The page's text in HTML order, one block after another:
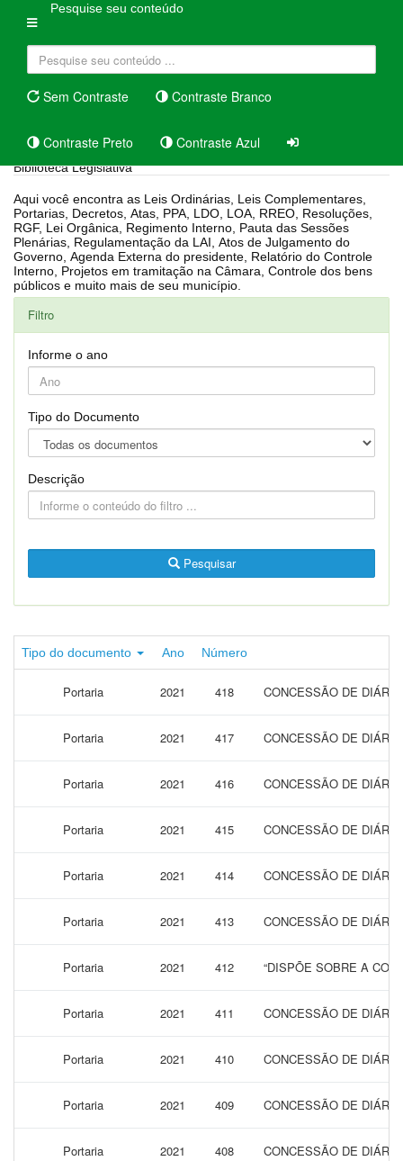
Pesquise seu conteúdo
Sem Contraste Contraste Branco
Contraste Preto Contraste Azul
Biblioteca Legislativa
Aqui você encontra as Leis Ordinárias, Leis Complementares,
Portarias, Decretos, Atas, PPA, LDO, LOA, RREO, Resoluções,
RGF, Lei Orgânica, Regimento Interno, Pauta das Sessões
Plenárias, Regulamentação da LAI, Atos de Julgamento do
Governo, Agenda Externa do presidente, Relatório do Controle
Interno, Projetos em tramitação na Câmara, Controle dos bens
públicos e muito mais de seu município.
Filtro
Informe o ano
Tipo do Documento
Descrição
Pesquisar
Tipo do documento Ano Número
Portaria 2021 418 CONCESSÃO DE
Portaria 2021 417 CONCESSÃO DE
Portaria 2021 416 CONCESSÃO DE
Portaria 2021 415 CONCESSÃO DE
Portaria 2021 414 CONCESSÃO DE
Portaria 2021 413 CONCESSÃO DE
Portaria 2021 412 “DISPÕE SOBRE A
Portaria 2021 411 CONCESSÃO DE
Portaria 2021 410 CONCESSÃO DE
Portaria 2021 409 CONCESSÃO DE
Portaria 2021 408 CONCESSÃO DE